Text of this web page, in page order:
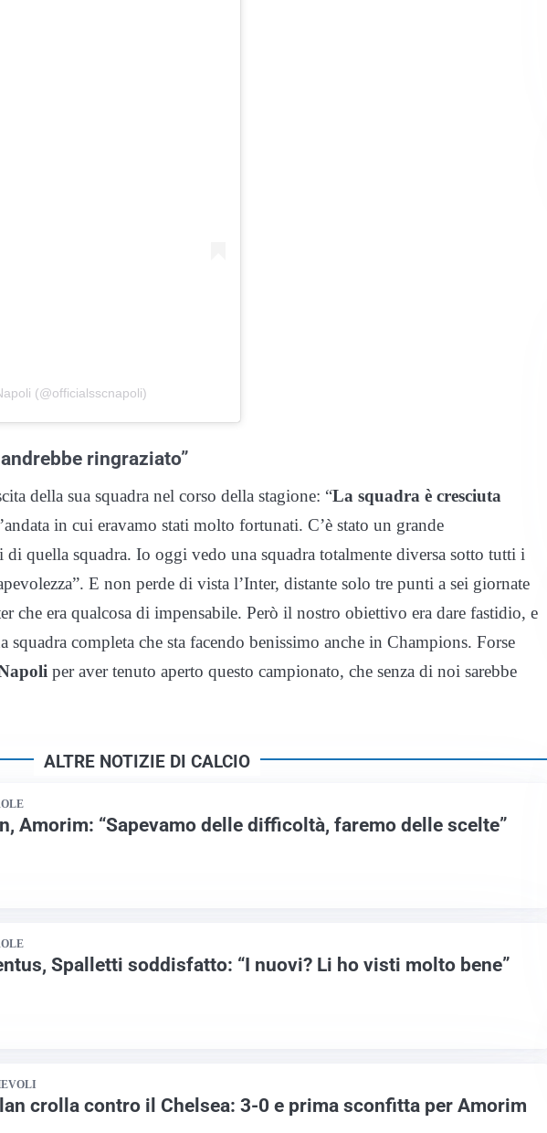
(@officialsscnapoli)
ringraziato”
della sua squadra nel corso della stagione: “La squadra è cresciuta
in cui eravamo stati molto fortunati. C’è stato un grande
quella squadra. Io oggi vedo una squadra totalmente diversa sotto tutti i
E non perde di vista l’Inter, distante solo tre punti a sei giornate
che era qualcosa di impensabile. Però il nostro obiettivo era dare fastidio, e
completa che sta facendo benissimo anche in Champions. Forse
per aver tenuto aperto questo campionato, che senza di noi sarebbe
ALTRE NOTIZIE DI CALCIO
Amorim: “Sapevamo delle difficoltà, faremo delle scelte”
Spalletti soddisfatto: “I nuovi? Li ho visti molto bene”
crolla contro il Chelsea: 3-0 e prima sconfitta per Amorim